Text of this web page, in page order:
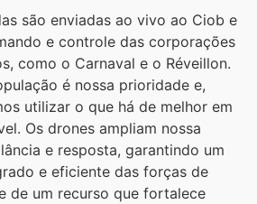
são enviadas ao vivo ao Ciob e
e controle das corporações
como o Carnaval e o Réveillon.
é nossa prioridade e,
utilizar o que há de melhor em
Os drones ampliam nossa
e resposta, garantindo um
e eficiente das forças de
de um recurso que fortalece